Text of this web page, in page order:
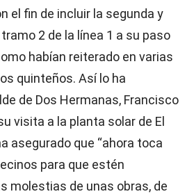
el fin de incluir la segunda y
2 de la línea 1 a su paso
habían reiterado en varias
quinteños. Así lo ha
de Dos Hermanas, Francisco
visita a la planta solar de El
asegurado que “ahora toca
para que estén
molestias de unas obras, de